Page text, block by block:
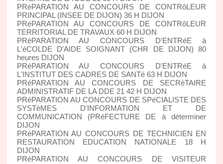
PRéPARATION AU CONCOURS DE CONTRôLEUR
PRINCIPAL (INSEE DE DIJON) 36 H DIJON
PRéPARATION AU CONCOURS DE CONTRôLEUR
TERRITORIAL DE TRAVAUX 60 H DIJON
PRéPARATION AU CONCOURS D'ENTRéE à
L'éCOLDE D'AIDE SOIGNANT (CHR DE DIJON) 80
heures DIJON
PRéPARATION AU CONCOURS D'ENTRéE à
L'INSTITUT DES CADRES DE SANTé 63 H DIJON
PRéPARATION AU CONCOURS DE SECRéTAIRE
ADMINISTRATIF DE LA DDE 21 42 H DIJON
PRéPARATION AU CONCOURS DE SPéCIALISTE DES
SYSTèMES D'INFORMATION ET DE
COMMUNICATION (PRéFECTURE DE à déterminer
DIJON
PRéPARATION AU CONCOURS DE TECHNICIEN EN
RESTAURATION EDUCATION NATIONALE 18 H
DIJON
PRéPARATION AU CONCOURS DE VISITEUR